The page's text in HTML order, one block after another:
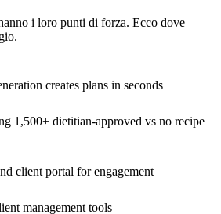
i loro punti di forza. Ecco dove
creates plans in seconds
1,500+ dietitian-approved vs no recipe
client portal for engagement
management tools